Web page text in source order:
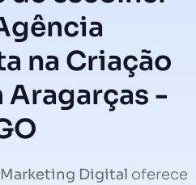
na Criação
Aragarças -
Marketing Digital oferece